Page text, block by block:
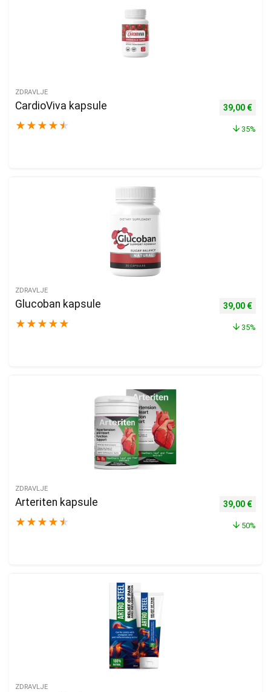
ZDRAVLJE
CardioViva kapsule
★ ★ ★ ★ ★
Izvorna
39,00 €
35%
ZDRAVLJE
Glucoban kapsule
★ ★ ★ ★ ★
Izvorna
39,00 €
35%
ZDRAVLJE
Arteriten kapsule
★ ★ ★ ★ ★
Izvorna
39,00 €
50%
ZDRAVLJE